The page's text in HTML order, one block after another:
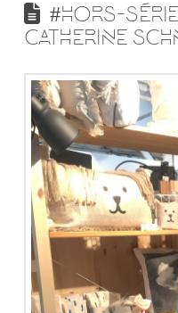
#HORS-
CATHERINE